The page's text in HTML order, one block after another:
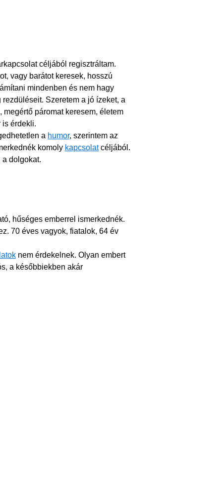
céljából regisztráltam.
vagy barátot keresek, hosszú
mindenben és nem hagy
Szeretem a jó ízeket, a
páromat keresem, életem
is érdekli.
a humor, szerintem az
komoly kapcsolatcéljából.
dolgokat.
hűséges emberrel ismerkednék.
70 éves vagyok, fiatalok, 64 év
nem érdekelnek. Olyan embert
a későbbiekben akár